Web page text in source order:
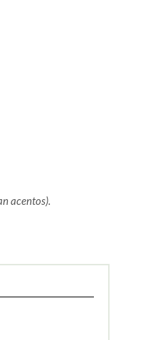
acentos).